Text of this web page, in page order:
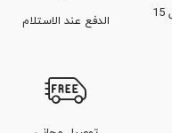
ضمان إرجاع خلال 15
الدفع عند الاستلام